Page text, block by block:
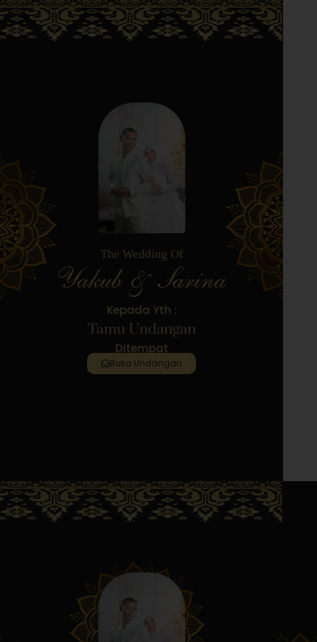
The Wedding Of
Yakub & Sarina
Kepada Yth :
Tamu Undangan
Ditempat
Buka Undangan